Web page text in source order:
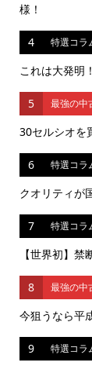
様！
4 特選コラ
これは大発明
5 最強の中
30セルシオを
6 特選コラ
クオリティが
7 特選コラ
【世界初】
8 最強の中
今狙うなら平
9 特選コラ